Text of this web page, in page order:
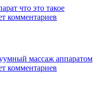
что это такое
комментариев
массаж аппаратом
комментариев